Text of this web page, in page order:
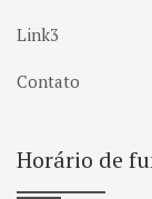
Link3
Contato
Horário de